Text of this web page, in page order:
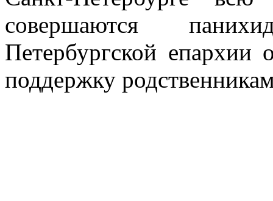
совершаются
Петербургской
поддержку